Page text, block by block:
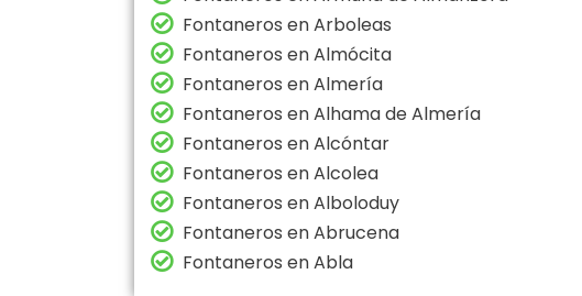
Fontaneros en Arboleas
Fontaneros en Almócita
Fontaneros en Almería
Fontaneros en Alhama de Almería
Fontaneros en Alcóntar
Fontaneros en Alcolea
Fontaneros en Alboloduy
Fontaneros en Abrucena
Fontaneros en Abla